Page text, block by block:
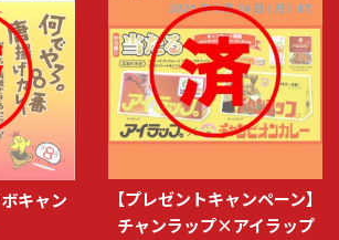
キャン
【プレゼントキャンペーン】
チャンラップ×アイラップ